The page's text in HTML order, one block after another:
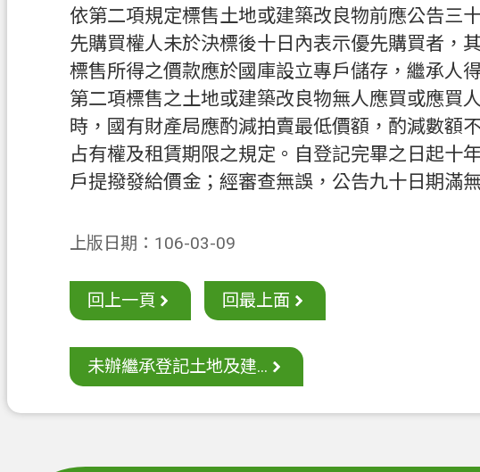
依第二項規定標售土地或建築改良物前應公告三
先購買權人未於決標後十日內表示優先購買者，
標售所得之價款應於國庫設立專戶儲存，繼承人
第二項標售之土地或建築改良物無人應買或應買
時，國有財產局應酌減拍賣最低價額，酌減數額
占有權及租賃期限之規定。自登記完畢之日起十
戶提撥發給價金；經審查無誤，公告九十日期滿
上版日期：106-03-09
回上一頁 回最上面
未辦繼承登記土地及建...